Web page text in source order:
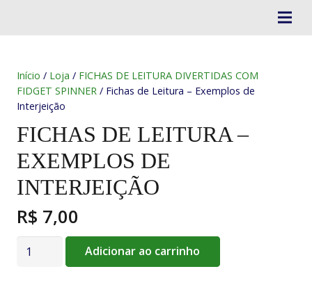
Início / Loja / FICHAS DE LEITURA DIVERTIDAS COM
FIDGET SPINNER / Fichas de Leitura – Exemplos de
Interjeição
FICHAS DE LEITURA –
EXEMPLOS DE
INTERJEIÇÃO
R$ 7,00
Fichas
Adicionar ao carrinho